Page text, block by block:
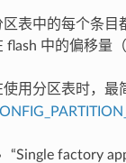
区表中的每个条目
flash 中的偏移量
使用分区表时，最
“Single factory